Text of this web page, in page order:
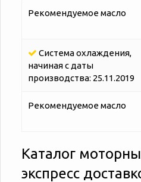
Рекомендуемое масло
Система охлаждения,
начиная с даты
производства: 25.11.2019
Рекомендуемое масло
Каталог
экспресс